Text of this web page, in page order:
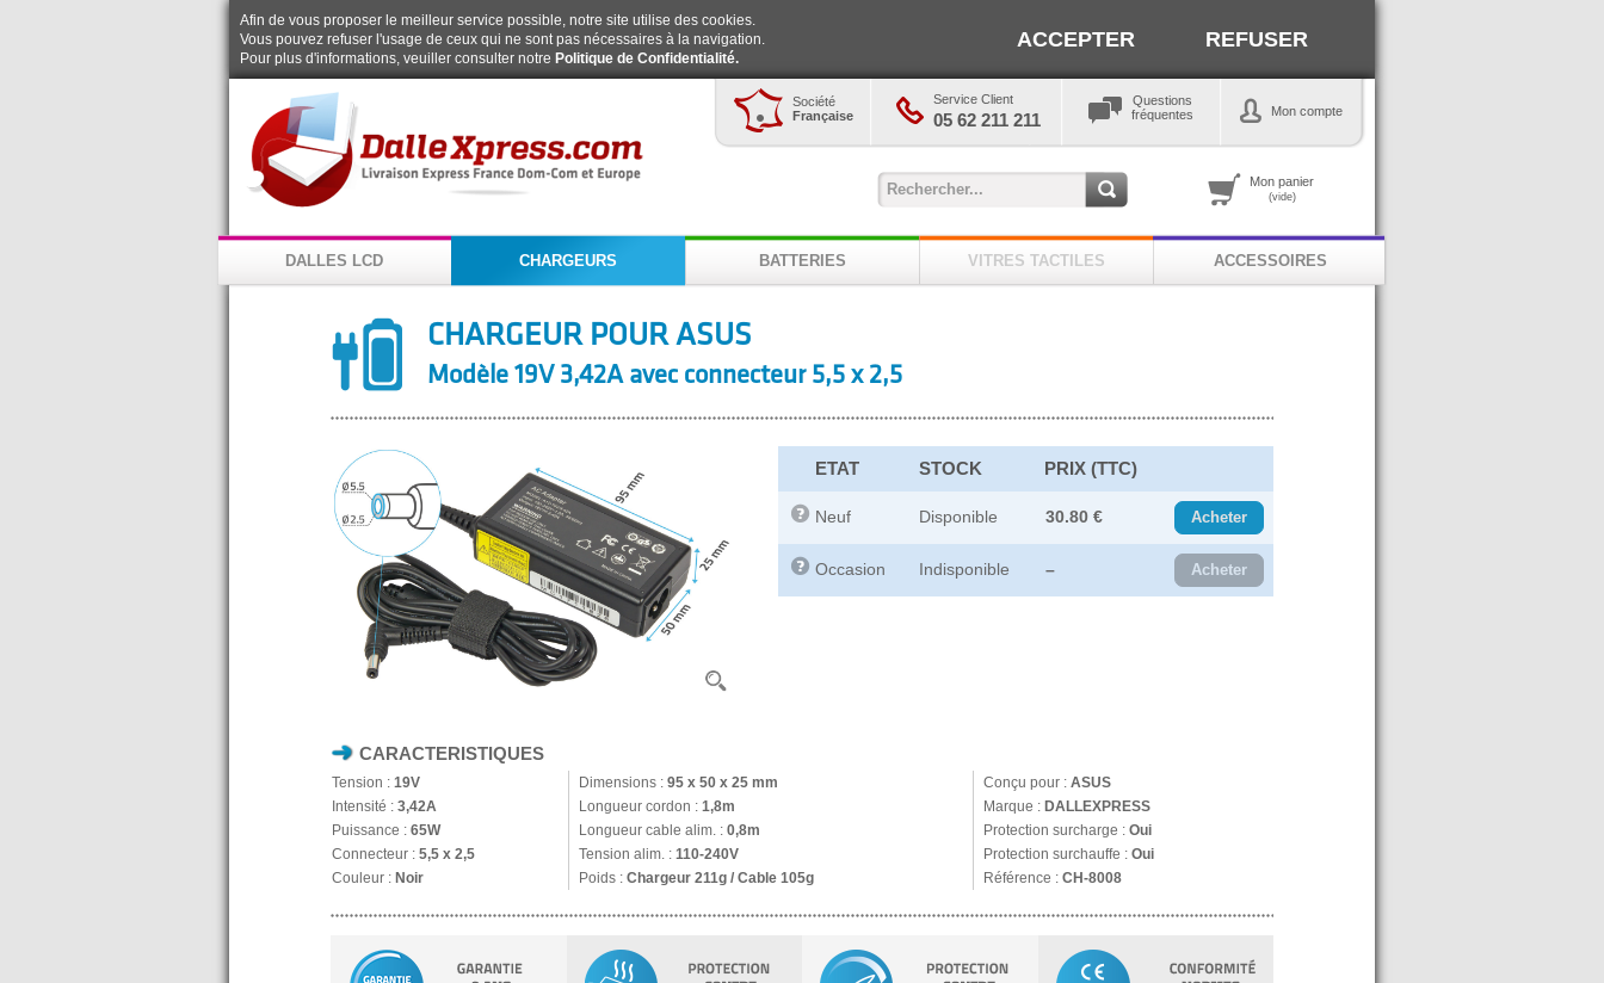
Afin de vous proposer le meilleur service possible, notre site utilise des cookies.
Vous pouvez refuser l'usage de ceux qui ne sont pas nécessaires à la navigation.
Pour plus d'informations, veuiller consulter notre Politique de Confidentialité.
ACCEPTER REFUSER
Société
Française
Service Client
05 62 211 211
Questions
fréquentes
Mon compte
Mon panier
(vide)
DALLES LCD CHARGEURS BATTERIES VITRES TACTILES ACCESSOIRES
CHARGEUR POUR ASUS
Modèle 19V 3,42A avec connecteur 5,5 x 2,5
ETAT STOCK PRIX (TTC)
Neuf Disponible 30.80 € Acheter
Occasion Indisponible – Acheter
CARACTERISTIQUES
Tension : 19V Dimensions : 95 x 50 x 25 mm Conçu pour : ASUS
Intensité : 3,42A Longueur cordon : 1,8m Marque : DALLEXPRESS
Puissance : 65W Longueur cable alim. : 0,8m Protection surcharge : Oui
Connecteur : 5,5 x 2,5 Tension alim. : 110-240V Protection surchauffe : Oui
Couleur : Noir Poids : Chargeur 211g / Cable 105g Référence : CH-8008